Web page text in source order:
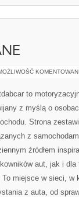
to
z myślą o
Strona
z
źródłem
aut, jak i
miejsce w sieci, w
z auta, od